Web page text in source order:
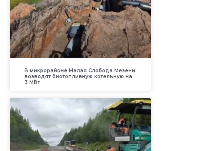
В микрорайоне Малая Слобода Мезени
возводят биотопливную котельную на
3 МВт